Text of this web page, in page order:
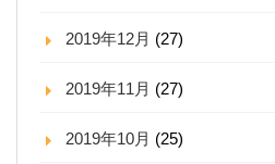
2019年12月 (27)
2019年11月 (27)
2019年10月 (25)